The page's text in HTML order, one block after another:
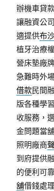
辦機車貸
讓融資公
適提供布
植牙治療
營床墊廠
急難時外
借款民間
版各種學
收服務，
金問題當
照明廠商
到府提供
的便利可
舖借錢處